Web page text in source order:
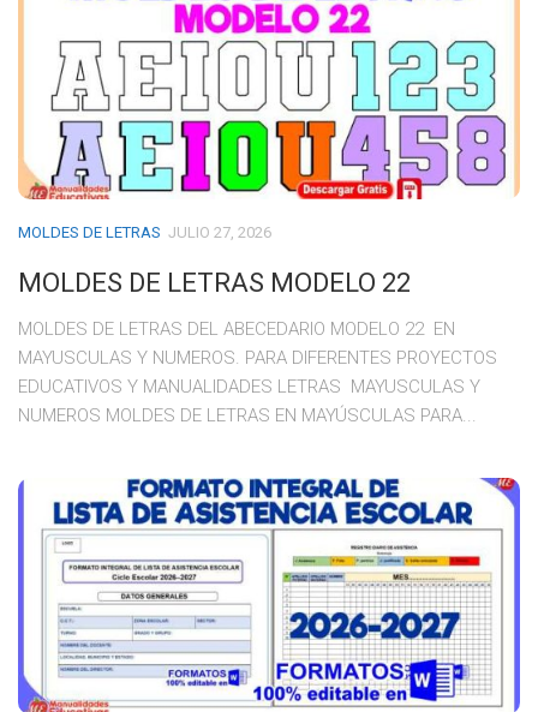
MOLDES DE LETRAS JULIO 27, 2026
MOLDES DE LETRAS MODELO 22
MOLDES DE LETRAS DEL ABECEDARIO MODELO 22 EN
MAYUSCULAS Y NUMEROS. PARA DIFERENTES PROYECTOS
EDUCATIVOS Y MANUALIDADES LETRAS MAYUSCULAS Y
NUMEROS MOLDES DE LETRAS EN MAYÚSCULAS PARA...